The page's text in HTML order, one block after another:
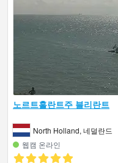
노르트홀란트주 블리란트
North Holland, 네덜란드
웹캠 온라인